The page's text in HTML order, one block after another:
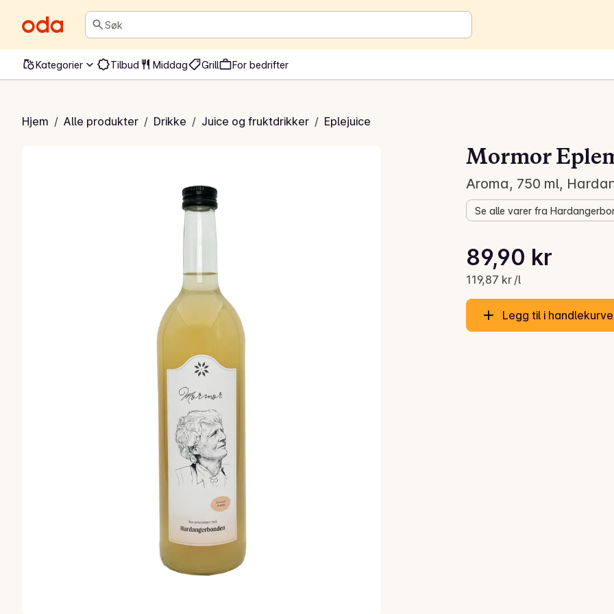
Søk
Kategorier Tilbud Middag Grill For bedrifter
Hjem / Alle produkter / Drikke / Juice og fruktdrikker / Eplejuice
Eplemost
Mormor
Aroma, 750 ml,
Se alle varer fra
Gjeldende pris er: 89,90 kr
89,90 kr
119,87 kr /l
Stykkpris: 119,87 kr /l
Legg til i